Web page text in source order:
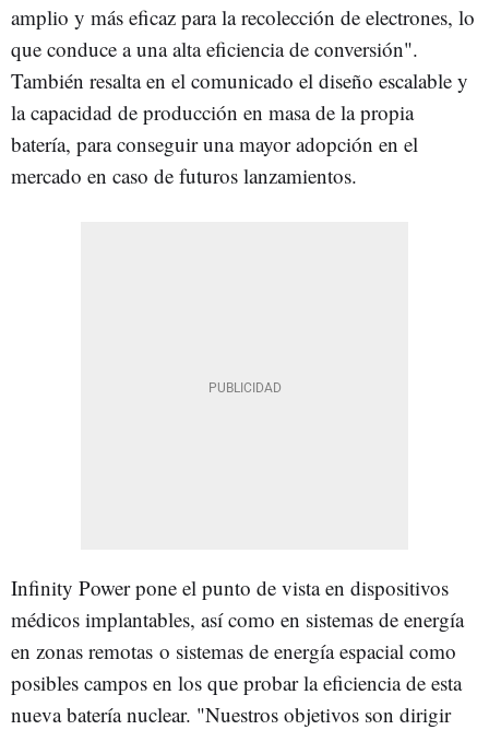
amplio y más eficaz para la recolección de electrones, lo
que conduce a una alta eficiencia de conversión".
También resalta en el comunicado el diseño escalable y
la capacidad de producción en masa de la propia
batería, para conseguir una mayor adopción en el
mercado en caso de futuros lanzamientos.
Infinity Power pone el punto de vista en dispositivos
médicos implantables, así como en sistemas de energía
en zonas remotas o sistemas de energía espacial como
posibles campos en los que probar la eficiencia de esta
nueva batería nuclear. "Nuestros objetivos son dirigir